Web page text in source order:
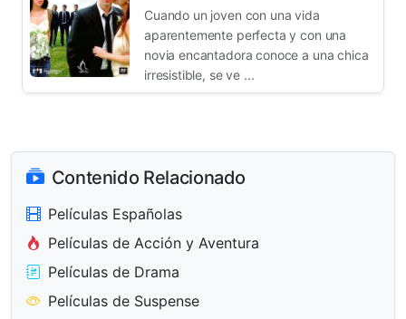
Cuando un joven con una vida
aparentemente perfecta y con una
novia encantadora conoce a una chica
irresistible, se ve ...
Contenido Relacionado
Películas Españolas
Películas de Acción y Aventura
Películas de Drama
Películas de Suspense